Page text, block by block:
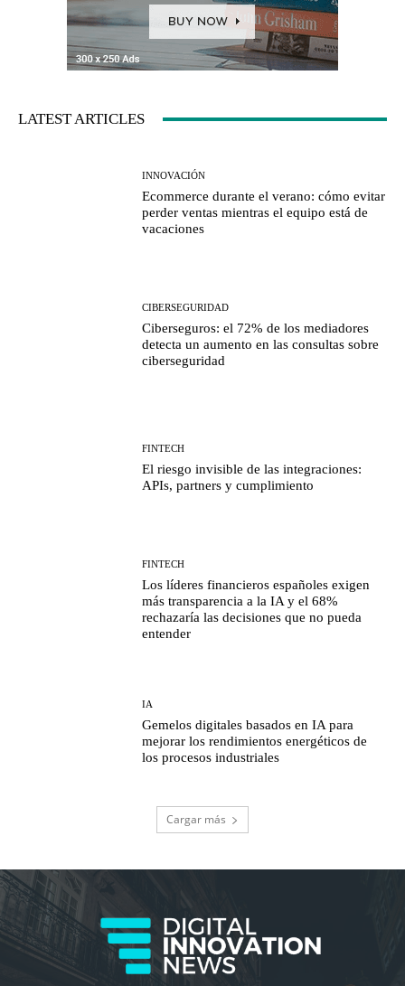
LATEST ARTICLES
INNOVACIÓN
Ecommerce durante el verano: cómo evitar
perder ventas mientras el equipo está de
vacaciones
CIBERSEGURIDAD
Ciberseguros: el 72% de los mediadores
detecta un aumento en las consultas sobre
ciberseguridad
FINTECH
El riesgo invisible de las integraciones:
APIs, partners y cumplimiento
FINTECH
Los líderes financieros españoles exigen
más transparencia a la IA y el 68%
rechazaría las decisiones que no pueda
entender
IA
Gemelos digitales basados en IA para
mejorar los rendimientos energéticos de
los procesos industriales
Cargar más